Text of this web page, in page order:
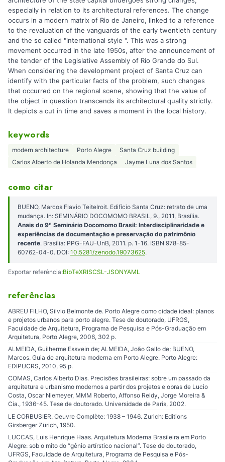
especially in relation to its architectural references. The change
occurs in a modern matrix of Rio de Janeiro, linked to a reference
to the revaluation of the vanguards of the early twentieth century
and the so called "international style ". This was a strong
movement occurred in the late 1950s, after the announcement of
the tender of the Legislative Assembly of Rio Grande do Sul.
When considering the development project of Santa Cruz can
identify with the particular facts of the problem, such changes
that occurred on the regional scene, showing that the value of
the object in question transcends its architectural quality strictly.
It depicts a cut in time and saves a moment in the local history.
keywords
modern architecture Porto Alegre
Santa Cruz building
Carlos Alberto de Holanda Mendonça
Jayme Luna dos Santos
como citar
BUENO, Marcos Flavio Teitelroit. Edifício Santa Cruz: retrato de uma
mudança. In: SEMINÁRIO DOCOMOMO BRASIL, 9., 2011, Brasília.
Anais do 9º Seminário Docomomo Brasil: Interdisciplinaridade e
experiências de documentação e preservação do patrimônio
recente. Brasília: PPG-FAU-UnB, 2011. p. 1-16. ISBN 978-85-
60762-04-0. DOI: 10.5281/zenodo.19073625.
Exportar referência:BibTeXRISCSL-JSONYAML
referências
ABREU FILHO, Silvio Belmonte de. Porto Alegre como cidade ideal: planos
e projetos urbanos para porto alegre. Tese de doutorado, UFRGS,
Faculdade de Arquitetura, Programa de Pesquisa e Pós-Graduação em
Arquitetura, Porto Alegre, 2006, 302 p.
ALMEIDA, Guilherme Essvein de; ALMEIDA, João Gallo de; BUENO,
Marcos. Guia de arquitetura moderna em Porto Alegre. Porto Alegre:
EDIPUCRS, 2010, 95 p.
COMAS, Carlos Alberto Dias. Precisões brasileiras: sobre um passado da
arquitetura e urbanismo modernos a partir dos projetos e obras de Lucio
Costa, Oscar Niemeyer, MMM Roberto, Affonso Reidy, Jorge Moreira &
Cia., 1936-45. Tese de doutorado. Universidade de Paris, 2002.
LE CORBUSIER. Oeuvre Complète: 1938 – 1946. Zurich: Editions
Girsberger Zürich, 1950.
LUCCAS, Luis Henrique Haas. Arquitetura Moderna Brasileira em Porto
Alegre: sob o mito do “gênio artírstico nacional”. Tese de doutorado,
UFRGS, Faculdade de Arquitetura, Programa de Pesquisa e Pós-